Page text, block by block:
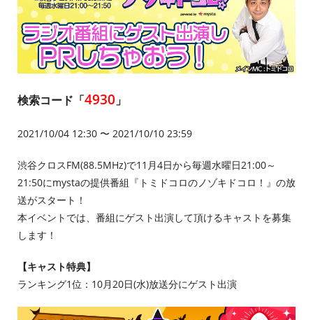
検索コード「4930」
2021/10/04 12:30 〜 2021/10/10 23:59
渋谷クロスFM(88.5MHz)で11月4日から毎週水曜日21:00～
21:50にmystaの提供番組『トミドコロのノゾキドコロ！』の放
送がスタート！
本イベントでは、番組にゲスト出演して頂けるキャストを募集
します！
【キャスト特典】
ランキング1位：10月20日(水)放送分にゲスト出演